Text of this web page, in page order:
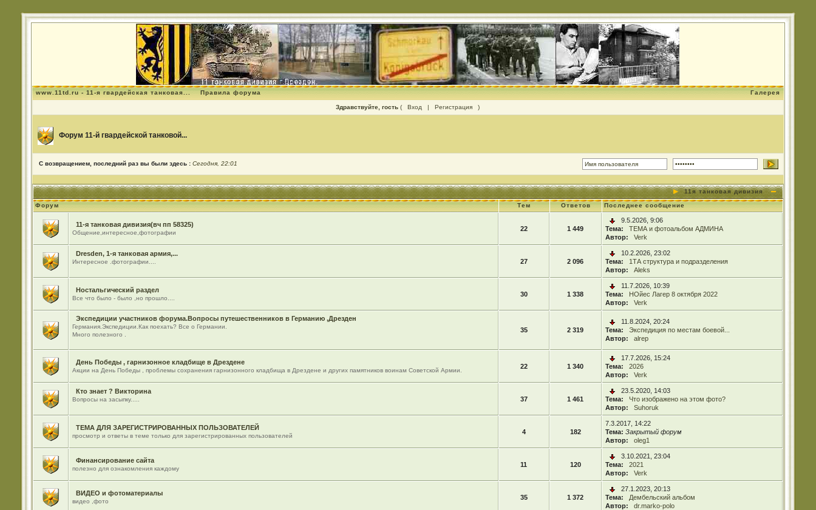
www.11td.ru - 11-я гвардейская танковая... Правила форума Галерея
Здравствуйте, гость ( Вход | Регистрация )
Форум 11-й гвардейской танковой...
С возвращением, последний раз вы были здесь : Сегодня, 22:01
11я танковая дивизия
Форум Тем Ответов Последнее сообщение
11-я танковая дивизия(вч пп 58325)
Общение,интересное,фотографии
22 1 449
9.5.2026, 9:06
Тема:
ТЕМА и фотоальбом АДМИНА
Автор:
Verk
Dresden, 1-я танковая армия,...
Интересное .фотографии.... 27 2 096
10.2.2026, 23:02
Тема:
1ТА структура и подразделения
Автор:
Aleks
Ностальгический раздел
Все что было - было ,но прошло....
30 1 338
11.7.2026, 10:39
Тема:
НОйес Лагер 8 октября 2022
Автор:
Verk
Экспедиции участников форума.Вопросы путешественников в Германию ,Дрезден
Германия.Экспедиции.Как поехать? Все о Германии.
Много полезного .
35 2 319
11.8.2024, 20:24
Тема:
Экспедиция по местам боевой...
Автор:
alrep
День Победы , гарнизонное кладбище в Дрездене
Акции на День Победы , проблемы сохранения гарнизонного кладбища в Дрездене и других памятников воинам Советской Армии.
22 1 340
17.7.2026, 15:24
Тема:
2026
Автор:
Verk
Кто знает ? Викторина
Вопросы на засыпку..... 37 1 461
23.5.2020, 14:03
Тема:
Что изображено на этом фото?
Автор:
Suhoruk
ТЕМА ДЛЯ ЗАРЕГИСТРИРОВАННЫХ ПОЛЬЗОВАТЕЛЕЙ
просмотр и ответы в теме только для зарегистрированных пользователей
4 182
7.3.2017, 14:22
Тема: Закрытый форум
Автор:
oleg1
Финансирование сайта
полезно для ознакомления каждому
11 120
3.10.2021, 23:04
Тема:
2021
Автор:
Verk
ВИДЕО и фотоматериалы
видео ,фото
35 1 372
27.1.2023, 20:13
Тема:
Дембельский альбом
Автор:
dr.marko-polo